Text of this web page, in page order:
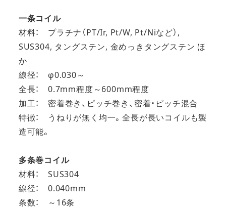
一条コイル
材料： プラチナ（PT/Ir, Pt/W, Pt/Niなど）,
SUS304, タングステン, 金めっきタングステン ほ
か
線径： φ0.030～
全長： 0.7mm程度～600mm程度
加工： 密着巻き、ピッチ巻き、密着・ピッチ混合
特徴： うねりが無く均一。全長が長いコイルも製
造可能。
多条巻コイル
材料： SUS304
線径： 0.040mm
条数： ～16条